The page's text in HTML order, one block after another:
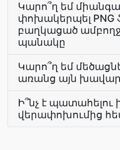
Կարո՞ղ եմ
փոխակերպել PNG
բաղկացած
պանակը
Կարո՞ղ եմ
առանց այն
Ի՞նչ է պատահելու
վերափոխումից